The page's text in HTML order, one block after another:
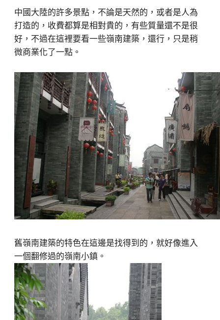
中國大陸的許多景點，不論是天然的，或者是人為
打造的，收費都算是相對貴的，有些質量還不是很
好，不過在這裡要看一些嶺南建築，還行，只是稍
微商業化了一點。
舊嶺南建築的特色在這邊是找得到的，就好像進入
一個翻修過的嶺南小鎮。